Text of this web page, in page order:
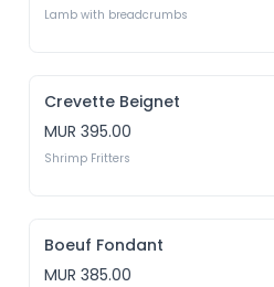
Lamb with breadcrumbs
Crevette Beignet
MUR 395.00
Shrimp Fritters
Boeuf Fondant
MUR 385.00